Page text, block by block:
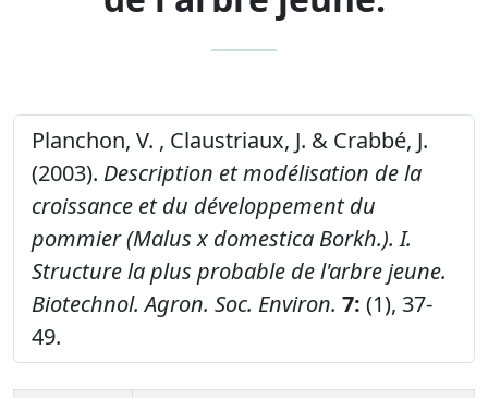
Planchon, V. , Claustriaux, J. & Crabbé, J.
(2003). Description et modélisation de la
croissance et du développement du
pommier (Malus x domestica Borkh.). I.
Structure la plus probable de l'arbre jeune.
Biotechnol. Agron. Soc. Environ. 7: (1), 37-
49.